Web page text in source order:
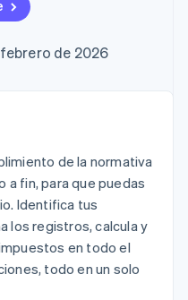
y ocio
ventas
socio
de 2026
de la normativa
a fin, para que puedas
Identifica tus
los registros, calcula y
en todo el
todo en un solo